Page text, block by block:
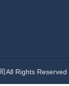
司All Rights